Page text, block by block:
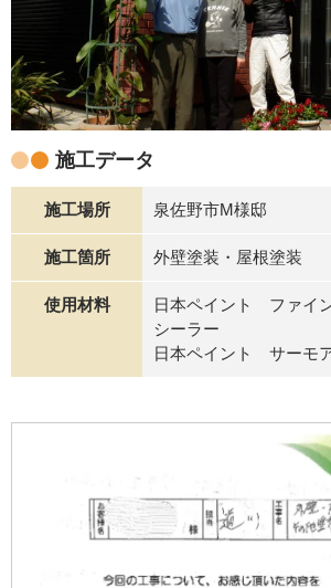
施工データ
施工場所 泉佐野市M様邸
施工箇所 外壁塗装・屋根塗装
使用材料
日本ペイント ファイ
シーラー
日本ペイント サーモ